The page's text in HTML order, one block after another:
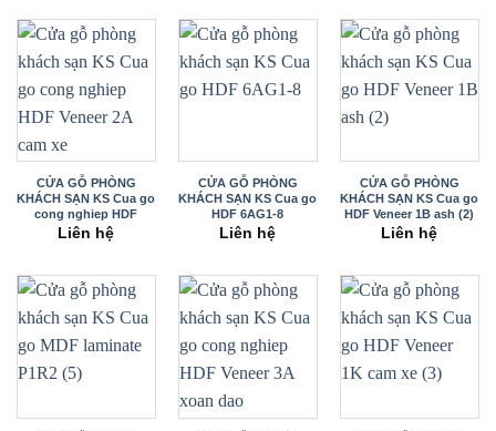
CỬA GỖ PHÒNG
KHÁCH SẠN KS Cua go
cong nghiep HDF
Veneer 2A cam xe
Liên hệ
CỬA GỖ PHÒNG
KHÁCH SẠN KS Cua go
HDF 6AG1-8
Liên hệ
CỬA GỖ PHÒNG
KHÁCH SẠN KS Cua go
HDF Veneer 1B ash (2)
Liên hệ